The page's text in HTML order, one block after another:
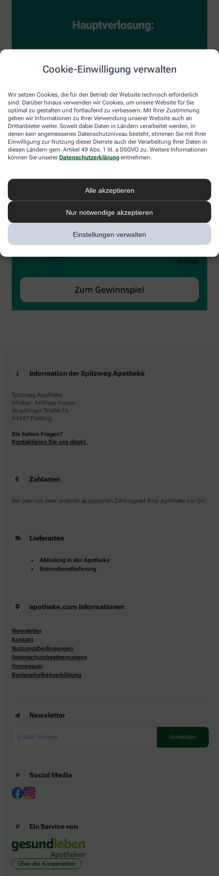
Cookie-Einwilligung verwalten
Wir setzen Cookies, die für den Betrieb der Website technisch erforderlich
sind. Darüber hinaus verwenden wir Cookies, um unsere Website für Sie
optimal zu gestalten und fortlaufend zu verbessern. Mit Ihrer Zustimmung
geben wir Informationen zu Ihrer Verwendung unserer Website auch an
Drittanbieter weiter. Soweit dabei Daten in Ländern verarbeitet werden, in
denen kein angemessenes Datenschutzniveau besteht, stimmen Sie mit Ihrer
Einwilligung zur Nutzung dieser Dienste auch der Verarbeitung Ihrer Daten in
diesen Ländern gem. Artikel 49 Abs. 1 lit. a DSGVO zu. Weitere Informationen
können Sie unserer Datenschutzerklärung entnehmen.
Alle akzeptieren
Nur notwendige akzeptieren
Einstellungen verwalten
Information der Spitzweg Apotheke
Spitzweg Apotheke
Inhaber: Andreas Honsa
Straubinger Straße 1b
94447 Plattling
Sie haben Fragen?
Kontaktieren Sie uns direkt.
Zahlarten
Bar oder mit einer anderen akzeptierten Zahlungsart Ihrer Apotheke vor Ort.
Lieferarten
Abholung in der Apotheke
Botendienstlieferung
apotheke.com Informationen
Newsletter
Kontakt
Nutzungsbedingungen
Datenschutzbestimmungen
Impressum
Barrierefreiheitserklärung
Newsletter
Social Media
Ein Service von
Über die Kooperation